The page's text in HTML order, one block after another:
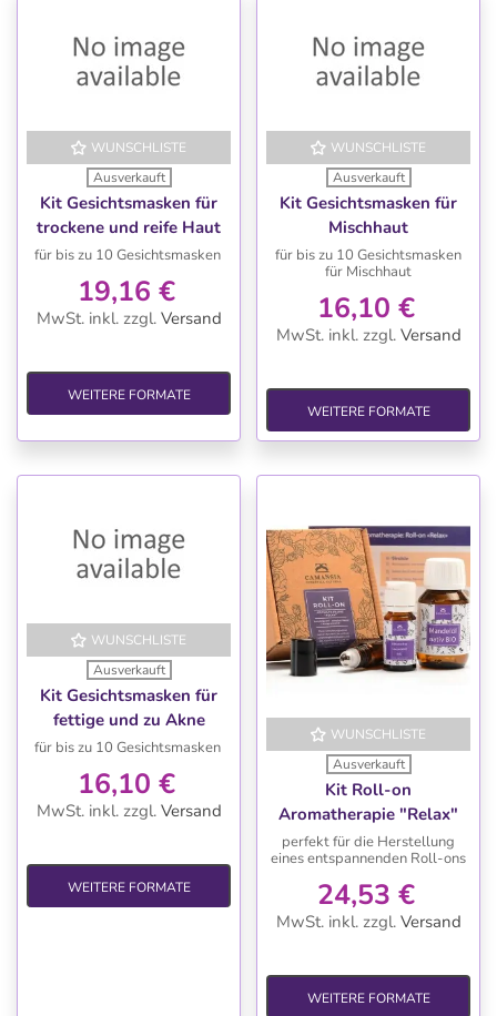
WUNSCHLISTE
Ausverkauft
Kit Gesichtsmasken für
trockene und reife Haut
für bis zu 10 Gesichtsmasken
19,16 €
MwSt. inkl. zzgl. Versand
WEITERE FORMATE
WUNSCHLISTE
Ausverkauft
Kit Gesichtsmasken für
Mischhaut
für bis zu 10 Gesichtsmasken
für Mischhaut
16,10 €
MwSt. inkl. zzgl. Versand
WEITERE FORMATE
WUNSCHLISTE
Ausverkauft
Kit Gesichtsmasken für
fettige und zu Akne
neigende Haut
für bis zu 10 Gesichtsmasken
16,10 €
MwSt. inkl. zzgl. Versand
WEITERE FORMATE
WUNSCHLISTE
Ausverkauft
Kit Roll-on
Aromatherapie "Relax"
perfekt für die Herstellung
eines entspannenden Roll-ons
24,53 €
MwSt. inkl. zzgl. Versand
WEITERE FORMATE